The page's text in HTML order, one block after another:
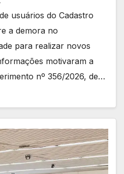
usuários do Cadastro
a demora no
para realizar novos
motivaram a
nº 356/2026, de…